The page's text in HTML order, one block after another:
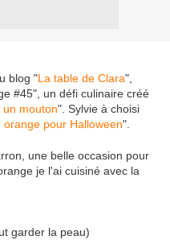
blog "La table de Clara",
#45", un défi culinaire créé
un mouton". Sylvie à choisi
pour Halloween".
une belle occasion pour
je l'ai cuisiné avec la
garder la peau)